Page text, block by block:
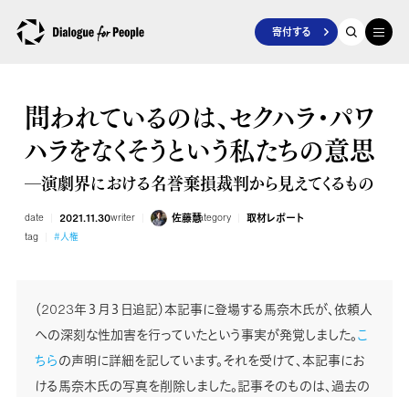
寄付する
問われているのは、セクハラ・パワ
ハラをなくそうという私たちの意思
―演劇界における名誉棄損裁判から見えてくるもの
date 2021.11.30writer 佐藤慧category 取材レポート
tag #人権
（2023年３月３日追記）本記事に登場する馬奈木氏が、依頼人
への深刻な性加害を行っていたという事実が発覚しました。こ
ちらの声明に詳細を記しています。それを受けて、本記事にお
ける馬奈木氏の写真を削除しました。記事そのものは、過去の